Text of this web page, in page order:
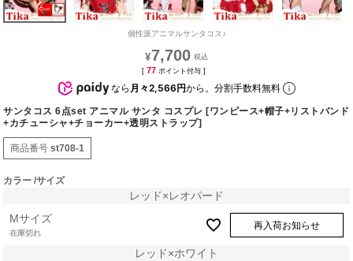
個性派アニマルサンタコス♪
¥7,700
[ 77 ポイント付与 ]
なら 月々2,566円から。分割手数料無料
サンタコス 6点set アニマル サンタ コスプレ [ワンピース+帽子+リストバンド
+カチューシャ+チョーカー+透明ストラップ]
商品番号 st708-1
カラー サイズ
レッド×レオパード
Mサイズ
在庫切れ
再入荷お知らせ
レッド×ホワイト